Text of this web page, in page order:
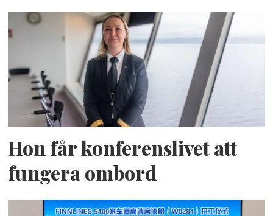
Hon får konferenslivet att
fungera ombord